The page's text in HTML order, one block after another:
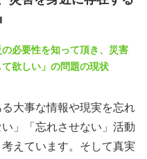
必要性を知って頂き、災害
欲しい」の問題の現状
大事な情報や現実を忘れ
」「忘れさせない」活動
えています。そして真実